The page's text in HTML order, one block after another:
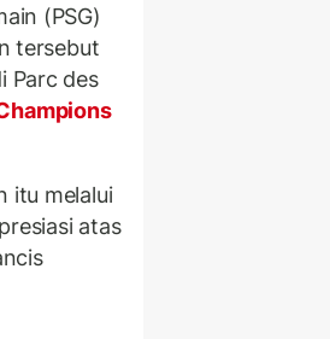
(PSG)
tersebut
Parc des
itu melalui
atas